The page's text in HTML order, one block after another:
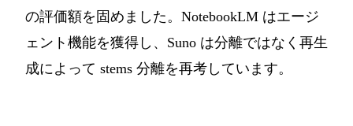
の評価額を固めました。NotebookLM はエージ
ェント機能を獲得し、Suno は分離ではなく再生
成によって stems 分離を再考しています。